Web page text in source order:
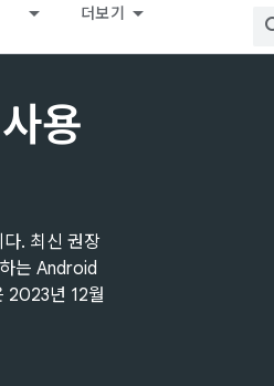
더보기
용
. 최신 권장
는 Android
2023년 12월